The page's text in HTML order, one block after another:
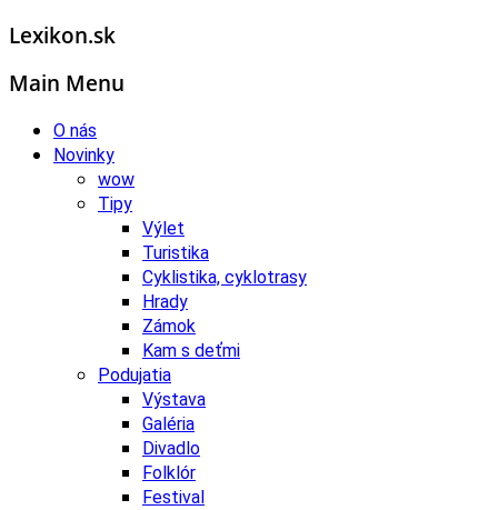
Lexikon.sk
Main Menu
O nás
Novinky
wow
Tipy
Výlet
Turistika
Cyklistika, cyklotrasy
Hrady
Zámok
Kam s deťmi
Podujatia
Výstava
Galéria
Divadlo
Folklór
Festival